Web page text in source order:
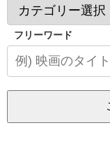
フリーワード